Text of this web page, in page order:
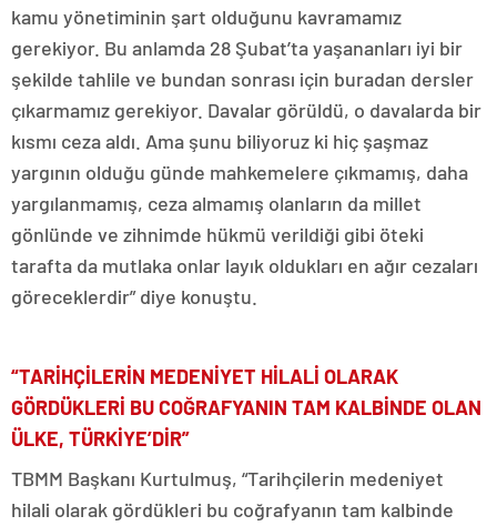
kamu yönetiminin şart olduğunu kavramamız
gerekiyor. Bu anlamda 28 Şubat’ta yaşananları iyi bir
şekilde tahlile ve bundan sonrası için buradan dersler
çıkarmamız gerekiyor. Davalar görüldü, o davalarda bir
kısmı ceza aldı. Ama şunu biliyoruz ki hiç şaşmaz
yargının olduğu günde mahkemelere çıkmamış, daha
yargılanmamış, ceza almamış olanların da millet
gönlünde ve zihnimde hükmü verildiği gibi öteki
tarafta da mutlaka onlar layık oldukları en ağır cezaları
göreceklerdir” diye konuştu.
“TARİHÇİLERİN MEDENİYET HİLALİ OLARAK
GÖRDÜKLERİ BU COĞRAFYANIN TAM KALBİNDE OLAN
ÜLKE, TÜRKİYE’DİR”
TBMM Başkanı Kurtulmuş, “Tarihçilerin medeniyet
hilali olarak gördükleri bu coğrafyanın tam kalbinde